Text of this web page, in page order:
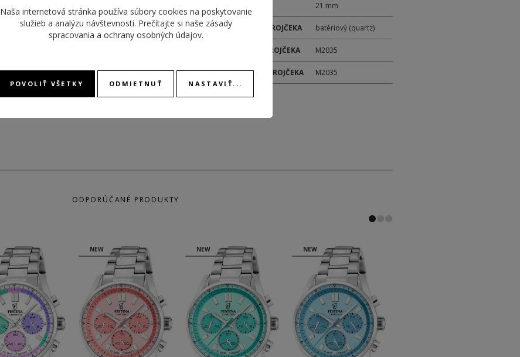
TYP ČÍSELNÍKA analóg
ROZMER ČÍSELNÍKA 30 mm
REMIENKA
náramok oceľ
21 mm
POHON STROJČEKA batériový (quartz)
MODEL STROJČEKA M2035
KALIBER STROJČEKA M2035
ODPORÚČANÉ PRODUKTY
NEW NEW NEW
Naša internetová stránka používa súbory cookies na poskytovanie
služieb a analýzu návštevnosti. Prečítajte si naše zásady
spracovania a ochrany osobných údajov.
POVOLIŤ VŠETKY ODMIETNUŤ NASTAVIŤ...